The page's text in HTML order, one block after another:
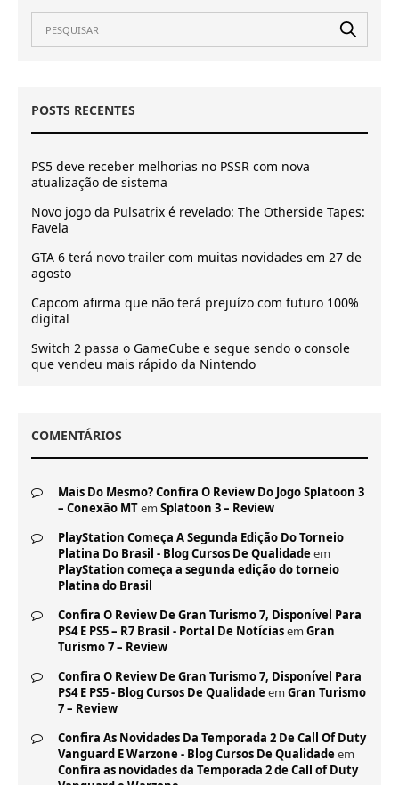
POSTS RECENTES
PS5 deve receber melhorias no PSSR com nova
atualização de sistema
Novo jogo da Pulsatrix é revelado: The Otherside Tapes:
Favela
GTA 6 terá novo trailer com muitas novidades em 27 de
agosto
Capcom afirma que não terá prejuízo com futuro 100%
digital
Switch 2 passa o GameCube e segue sendo o console
que vendeu mais rápido da Nintendo
COMENTÁRIOS
Mais Do Mesmo? Confira O Review Do Jogo Splatoon 3
– Conexão MTem Splatoon 3 – Review
PlayStation Começa A Segunda Edição Do Torneio
Platina Do Brasil - Blog Cursos De Qualidade em
PlayStation começa a segunda edição do torneio
Platina do Brasil
Confira O Review De Gran Turismo 7, Disponível Para
PS4 E PS5 – R7 Brasil - Portal De Notíciasem Gran
Turismo 7 – Review
Confira O Review De Gran Turismo 7, Disponível Para
PS4 E PS5 - Blog Cursos De Qualidade em Gran Turismo
7 – Review
Confira As Novidades Da Temporada 2 De Call Of Duty
Vanguard E Warzone - Blog Cursos De Qualidade em
Confira as novidades da Temporada 2 de Call of Duty